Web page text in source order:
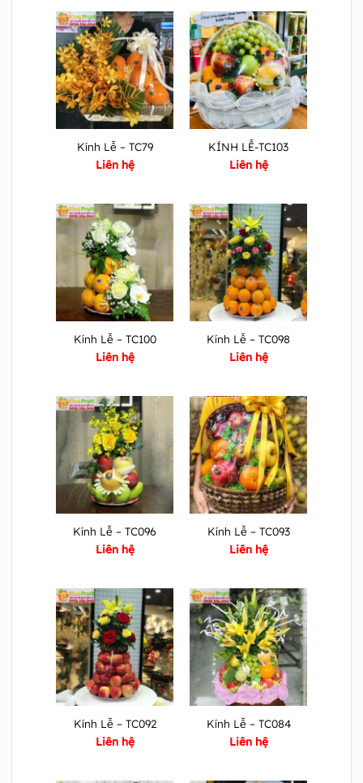
Kính Lễ – TC79
Liên hệ
KÍNH LỄ-TC103
Liên hệ
Kính Lễ – TC100
Liên hệ
Kính Lễ – TC098
Liên hệ
Kính Lễ – TC096
Liên hệ
Kính Lễ – TC093
Liên hệ
Kính Lễ – TC092
Liên hệ
Kính Lễ – TC084
Liên hệ